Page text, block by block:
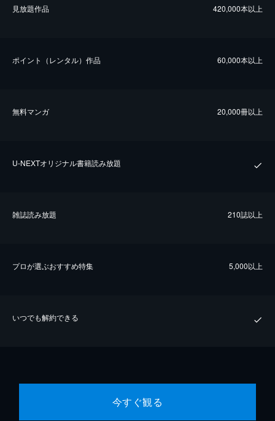
⾒放題作品 420,000本以上
ポイント（レンタル）作品 60,000本以上
無料マンガ 20,000冊以上
U-NEXTオリジナル書籍読み放題
雑誌読み放題 210誌以上
プロが選ぶおすすめ特集 5,000以上
いつでも解約できる
今すぐ観る